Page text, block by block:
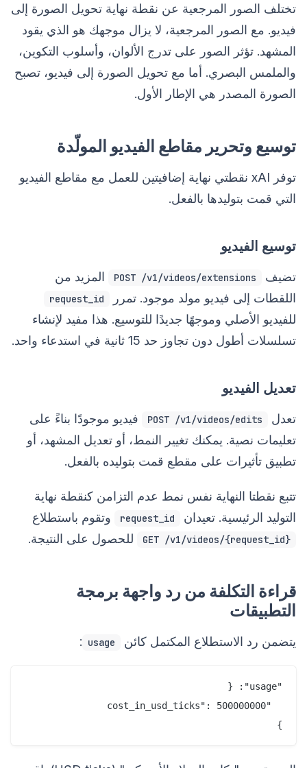
تختلف الصور المرجعية عن نقطة نهاية تحويل الصورة إلى
فيديو. مع الصور المرجعية، لا يزال موجهك هو الذي يقود
المشهد. تؤثر الصور على تدرج الألوان، وأسلوب التكوين،
والملمس البصري. أما مع تحويل الصورة إلى فيديو، تصبح
الصورة المصدر هي الإطار الأول.
توسيع وتحرير مقاطع الفيديو المولّدة
توفر xAI نقطتي نهاية إضافيتين للعمل مع مقاطع الفيديو
التي قمت بتوليدها بالفعل.
توسيع الفيديو
تضيف POST /v1/videos/extensions
المزيد من
اللقطات إلى فيديو مولد موجود. تمرر
request_id
للفيديو الأصلي وموجهًا جديدًا للتوسيع. هذا مفيد لإنشاء
تسلسلات أطول دون تجاوز حد 15 ثانية في استدعاء واحد.
تعديل الفيديو
تعدل POST /v1/videos/edits
فيديو موجودًا بناءً على
تعليمات نصية. يمكنك تغيير النمط، أو تعديل المشهد، أو
تطبيق تأثيرات على مقطع قمت بتوليده بالفعل.
تتبع نقطتا النهاية نفس نمط عدم التزامن كنقطة نهاية
التوليد الرئيسية. تعيدان
request_id وتقوم باستطلاع
GET /v1/videos/{request_id} للحصول على النتيجة.
قراءة التكلفة من رد واجهة برمجة
التطبيقات
يتضمن رد الاستطلاع المكتمل كائن usage
:
}